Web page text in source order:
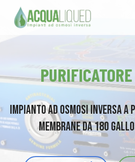
Impianto ad Osmosi Inversa
Membrane da 180